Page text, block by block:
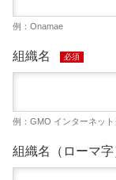
例：Onamae
組織名 必須
例：GMO インターネッ
組織名（ローマ字